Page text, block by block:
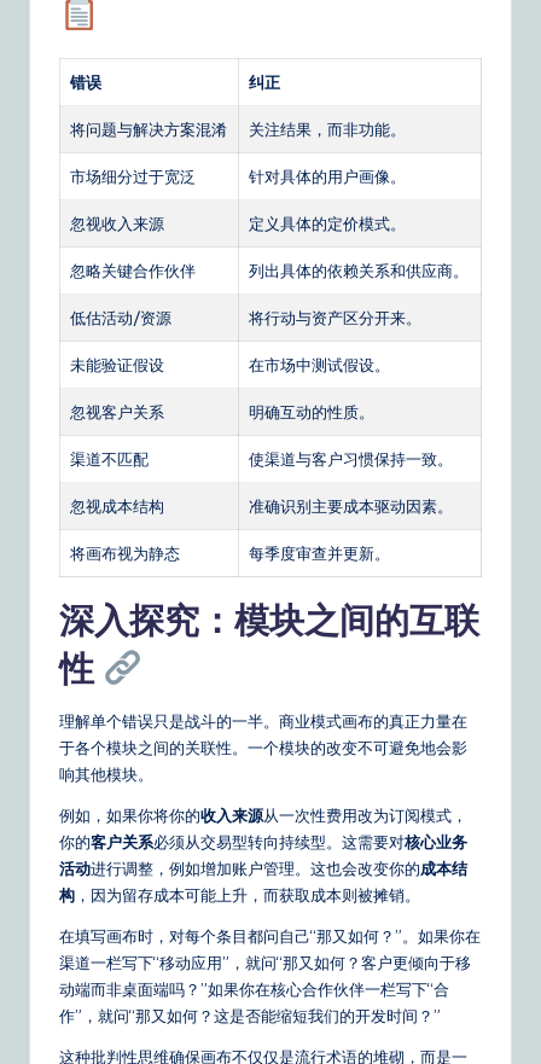
错误 纠正
将问题与解决方案混淆 关注结果，而非功能。
市场细分过于宽泛 针对具体的用户画像。
忽视收入来源 定义具体的定价模式。
忽略关键合作伙伴 列出具体的依赖关系和供应商。
低估活动/资源 将行动与资产区分开来。
未能验证假设 在市场中测试假设。
忽视客户关系 明确互动的性质。
渠道不匹配 使渠道与客户习惯保持一致。
忽视成本结构 准确识别主要成本驱动因素。
将画布视为静态 每季度审查并更新。
深入探究：模块之间的互联
性
理解单个错误只是战斗的一半。商业模式画布的真正力量在
于各个模块之间的关联性。一个模块的改变不可避免地会影
响其他模块。
例如，如果你将你的收入来源从一次性费用改为订阅模式，
你的客户关系必须从交易型转向持续型。这需要对核心业务
活动进行调整，例如增加账户管理。这也会改变你的成本结
构 ，因为留存成本可能上升，而获取成本则被摊销。
在填写画布时，对每个条目都问自己“那又如何？”。如果你在
渠道一栏写下“移动应用”，就问“那又如何？客户更倾向于移
动端而非桌面端吗？”如果你在核心合作伙伴一栏写下“合
作”，就问“那又如何？这是否能缩短我们的开发时间？”
这种批判性思维确保画布不仅仅是流行术语的堆砌，而是一